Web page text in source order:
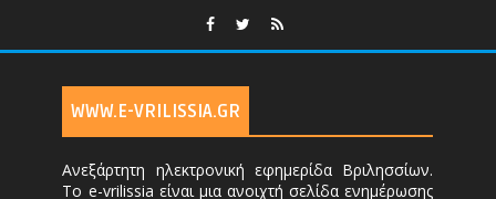
WWW.E-VRILISSIA.GR
Ανεξάρτητη ηλεκτρονική εφημερίδα Βριλησσίων.
Το e-vrilissia είναι μια ανοιχτή σελίδα ενημέρωσης